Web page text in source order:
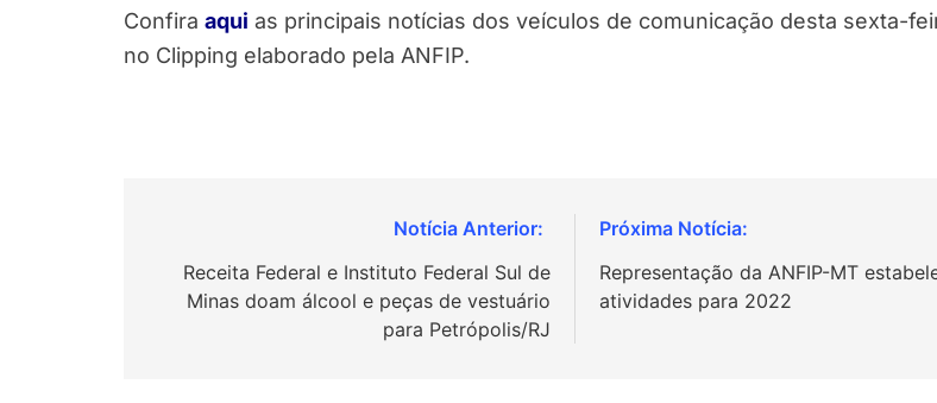
Confira aqui as principais notícias dos veículos de comunicação desta sexta-
no Clipping elaborado pela ANFIP.
Post
Receita Federal e Instituto Federal Sul de
Minas doam álcool e peças de vestuário
para Petrópolis/RJ
Representação da ANFIP-MT
atividades para 2022